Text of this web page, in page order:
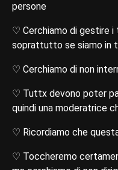
persone
♡ Cerchiamo di gestire
soprattutto se siamo in
♡ Cerchiamo di non
♡ Tuttx devono poter
quindi una moderatrice
♡ Ricordiamo che
♡ Toccheremo